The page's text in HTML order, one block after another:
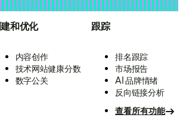
和优化
内容创作
技术网站健康分数
数字公关
跟踪
排名跟踪
市场报告
AI 品牌情绪
反向链接分析
查看所有功能